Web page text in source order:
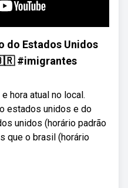
do Estados Unidos
#imigrantes
hora atual no local.
estados unidos e do
unidos (horário padrão
que o brasil (horário